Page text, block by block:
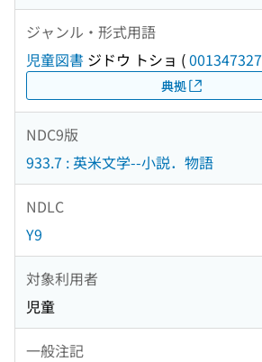
ジャンル・形式用語
児童図書 ジドウ トショ (001347327
典拠
NDC9版
933.7 : 英米文学--小説．物語
NDLC
Y9
対象利用者
児童
一般注記